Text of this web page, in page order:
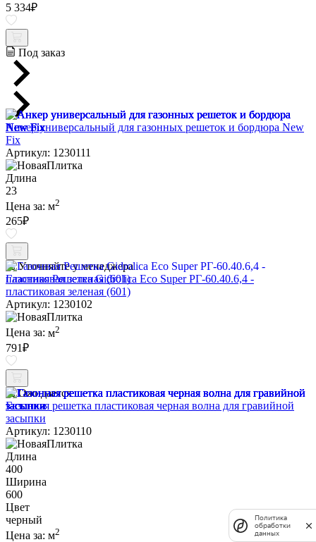
5 334₽
Под заказ
Анкер универсальный для газонных решеток и бордюра New
Fix
Артикул: 1230111
Длина
23
Цена за: м2
265₽
Уточняйте у менеджера
Газонная Решетка Gidrolica Eco Super РГ-60.40.6,4 -
пластиковая зеленая (601)
Артикул: 1230102
Цена за: м2
791₽
Ожидается
Газонная решетка пластиковая черная волна для гравийной
засыпки
Артикул: 1230110
Длина
400
Ширина
600
Цвет
черный
Цена за: м2
Политика
обработки
данных